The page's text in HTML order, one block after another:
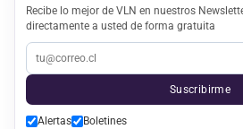
Recibe lo mejor de VLN en nuestros
directamente a usted de forma gratuita
Suscribirme
Alertas Boletines